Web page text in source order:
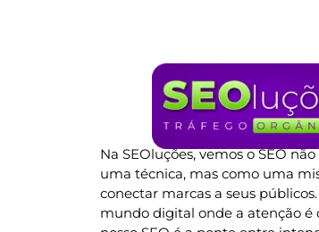
Na SEOluções, vemos o SEO
uma técnica, mas como uma
conectar marcas a seus
mundo digital onde a atenção é